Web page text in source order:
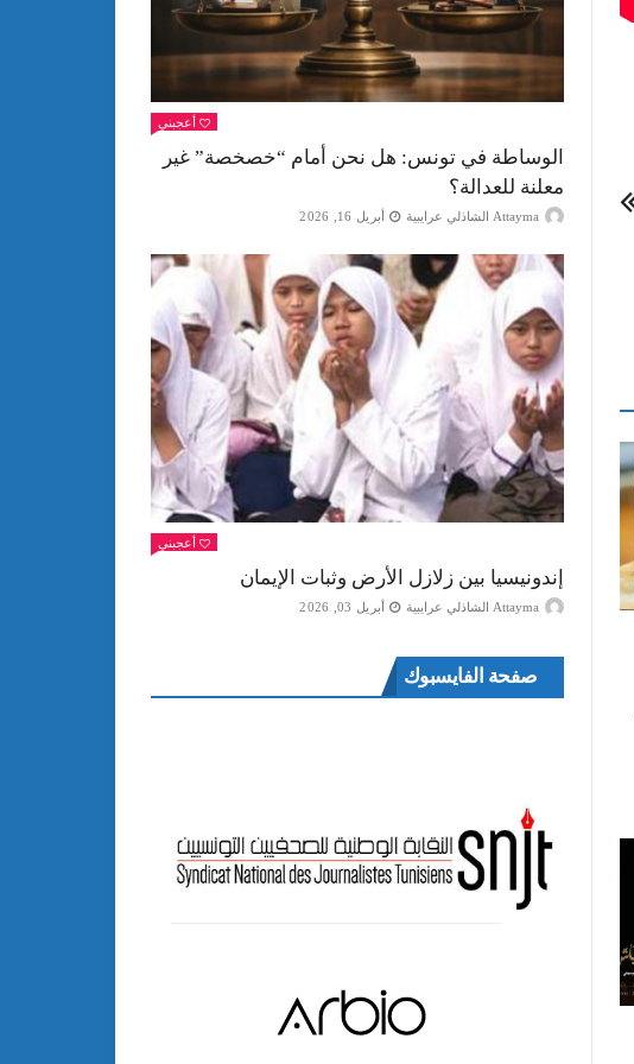
أعجبني
الوساطة في تونس: هل نحن أمام “خصخصة” غير
معلنة للعدالة؟
Attayma الشاذلي عرايبية أبريل 16, 2026
أعجبني
إندونيسيا بين زلازل الأرض وثبات الإيمان
Attayma الشاذلي عرايبية أبريل 03, 2026
صفحة الفايسبوك